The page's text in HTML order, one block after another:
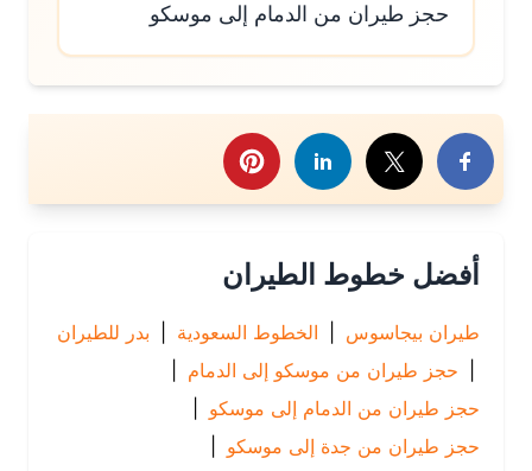
حجز طيران من الدمام إلى موسكو
هذا الموضوع
أفضل خطوط الطيران
طيران بيجاسوس | الخطوط السعودية | بدر للطيران
حجز طيران من موسكو إلى الدمام
|
حجز طيران من الدمام إلى موسكو |
حجز طيران من جدة إلى موسكو |